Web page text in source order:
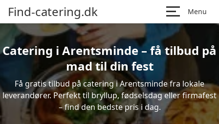
Find-catering.dk Menu
Catering i Arentsminde – få tilbud på
mad til din fest
Få gratis tilbud på catering i Arentsminde fra lokale
leverandører. Perfekt til bryllup, fødselsdag eller firmafest
– find den bedste pris i dag.